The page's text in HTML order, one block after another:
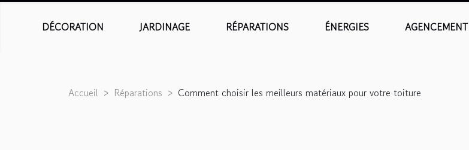
DÉCORATION JARDINAGE RÉPARATIONS ÉNERGIES AGENCEMENT
Accueil Réparations Comment choisir les meilleurs matériaux pour votre toiture